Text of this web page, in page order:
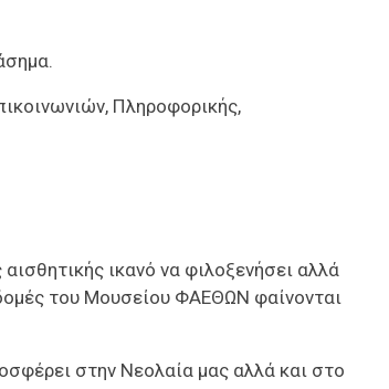
Πληροφορικής,
ικανό να φιλοξενήσει αλλά
του Μουσείου ΦΑΕΘΩΝ φαίνονται
στην Νεολαία μας αλλά και στο